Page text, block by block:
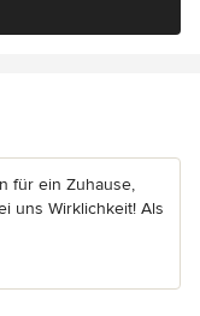
für ein Zuhause,
uns Wirklichkeit! Als